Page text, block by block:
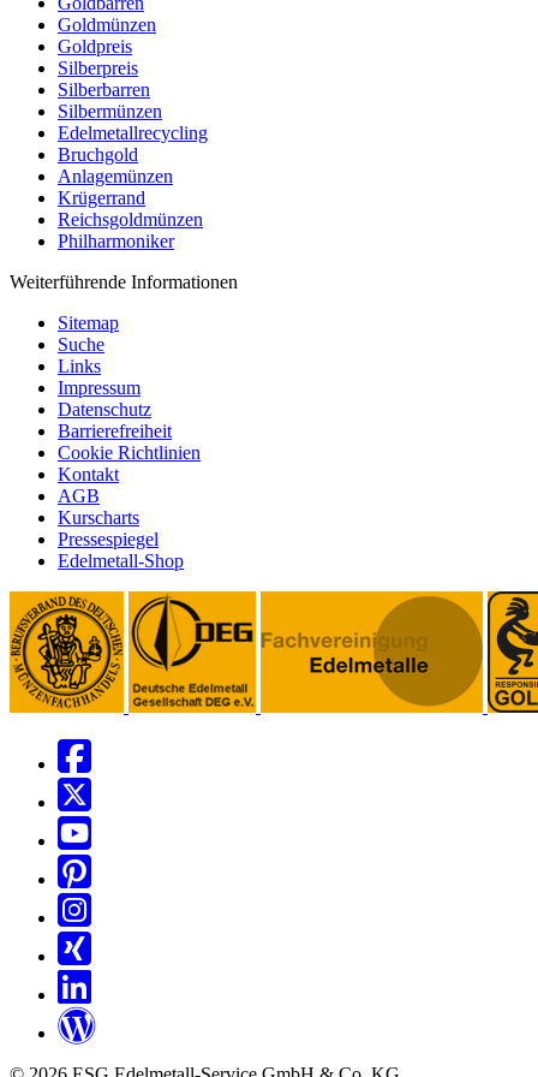
Goldmünzen
Goldpreis
Silberpreis
Silberbarren
Silbermünzen
Edelmetallrecycling
Bruchgold
Anlagemünzen
Krügerrand
Reichsgoldmünzen
Philharmoniker
Weiterführende Informationen
Sitemap
Suche
Links
Impressum
Datenschutz
Barrierefreiheit
Cookie Richtlinien
Kontakt
AGB
Kurscharts
Pressespiegel
Edelmetall-Shop